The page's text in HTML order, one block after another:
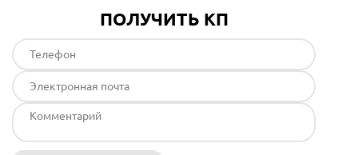
ПОЛУЧИТЬ КП